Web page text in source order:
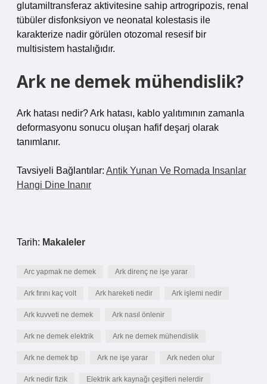
glutamiltransferaz aktivitesine sahip artrogripozis, renal
tübüler disfonksiyon ve neonatal kolestasis ile
karakterize nadir görülen otozomal resesif bir
multisistem hastalığıdır.
Ark ne demek mühendislik?
Ark hatası nedir? Ark hatası, kablo yalıtımının zamanla
deformasyonu sonucu oluşan hafif deşarj olarak
tanımlanır.
Tavsiyeli Bağlantılar: Antik Yunan Ve Romada Insanlar
Hangi Dine Inanır
Tarih: Makaleler
Arc yapmak ne demek Ark direnç ne işe yarar
Ark fırını kaç volt Ark hareketi nedir Ark işlemi nedir
Ark kuvveti ne demek Ark nasıl önlenir
Ark ne demek elektrik Ark ne demek mühendislik
Ark ne demek tıp Ark ne işe yarar Ark neden olur
Ark nedir fizik Elektrik ark kaynağı çeşitleri nelerdir